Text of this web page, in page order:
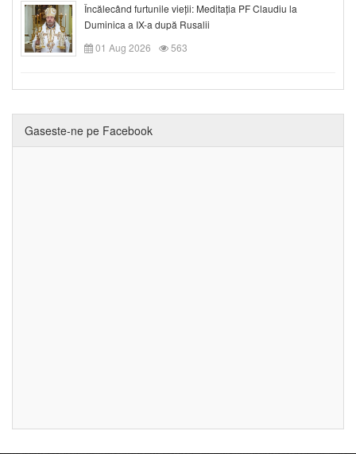
Încălecând furtunile vieții: Meditația PF Claudiu la
Duminica a IX-a după Rusalii
01 Aug 2026
563
Gaseste-ne pe Facebook